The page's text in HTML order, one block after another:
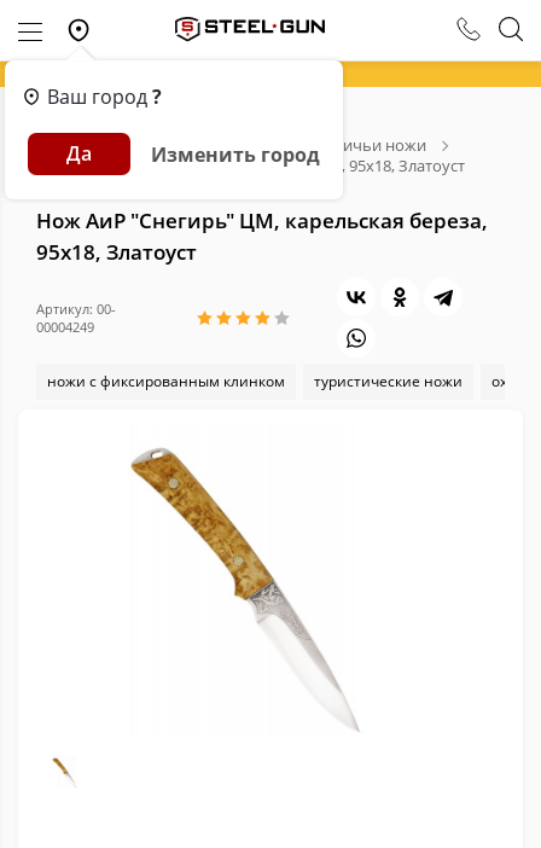
Ваш город?
Да Изменить город
Главная Каталог
Охотничьи ножи
Нож АиР "Снегирь" ЦМ, карельская береза, 95х18, Златоуст
Нож АиР "Снегирь" ЦМ, карельская береза,
95х18, Златоуст
Артикул: 00-
00004249
ножи с фиксированным клинком туристические ножи